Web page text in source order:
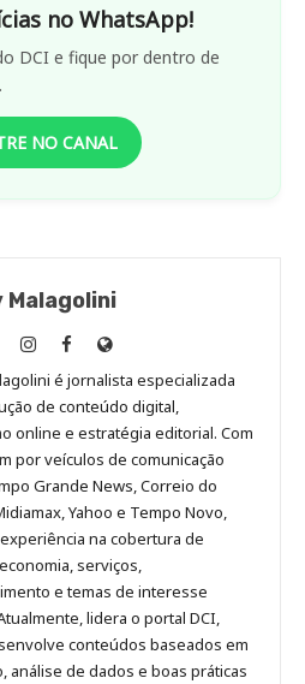
no WhatsApp!
DCI e fique por dentro de
NO CANAL
Malagolini
Anny
Malagolini
no
Instagram
Anny
Malagolini
no
Facebook
Site
de
Anny
Malagolini
é jornalista especializada
de conteúdo digital,
online e estratégia editorial. Com
por veículos de comunicação
Grande News, Correio do
Yahoo e Tempo Novo,
na cobertura de
serviços,
e temas de interesse
lidera o portal DCI,
conteúdos baseados em
análise de dados e boas práticas